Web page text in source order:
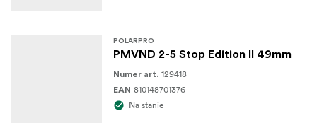
POLARPRO
PMVND 2-5 Stop Edition II 49mm
Numer art. 129418
EAN 810148701376
Na stanie